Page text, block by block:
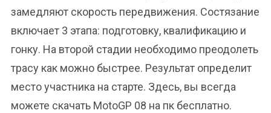
замедляют скорость передвижения. Состязание
включает 3 этапа: подготовку, квалификацию и
гонку. На второй стадии необходимо преодолеть
трасу как можно быстрее. Результат определит
место участника на старте. Здесь, вы всегда
можете скачать MotoGP 08 на пк бесплатно.